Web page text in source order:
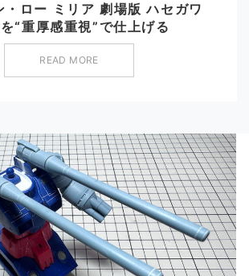
・ロー ミリア 劇場版 ハセガワ
“重厚感重視”で仕上げる
READ MORE